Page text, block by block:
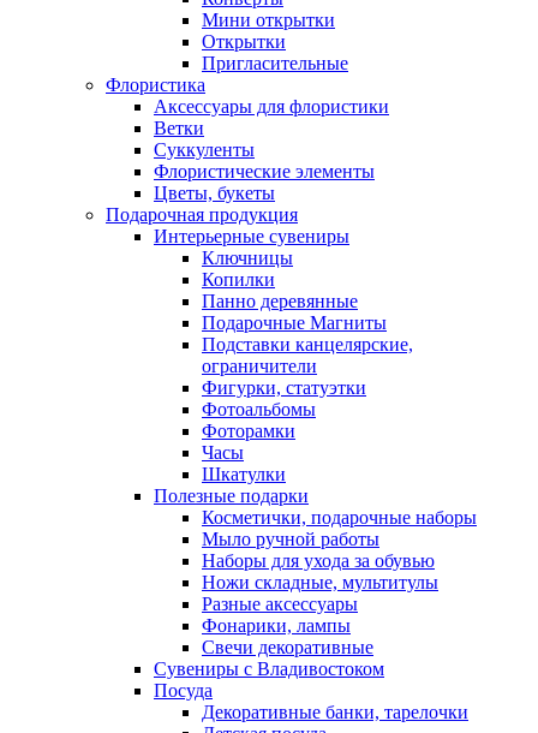
Мини открытки
Открытки
Пригласительные
Флористика
Аксессуары для флористики
Ветки
Суккуленты
Флористические элементы
Цветы, букеты
Подарочная продукция
Интерьерные сувениры
Ключницы
Копилки
Панно деревянные
Подарочные Магниты
Подставки канцелярские,
ограничители
Фигурки, статуэтки
Фотоальбомы
Фоторамки
Часы
Шкатулки
Полезные подарки
Косметички, подарочные наборы
Мыло ручной работы
Наборы для ухода за обувью
Ножи складные, мультитулы
Разные аксессуары
Фонарики, лампы
Свечи декоративные
Сувениры с Владивостоком
Посуда
Декоративные банки, тарелочки